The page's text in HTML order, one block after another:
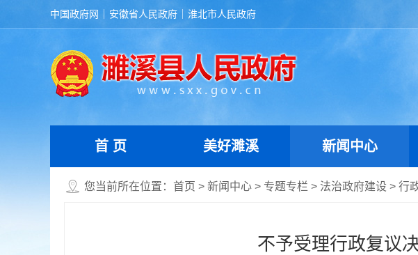
中国政府网 安徽省人民政府 淮北市人民政府
首 页 美好濉溪 新闻中心
您当前所在位置： 首页 > 新闻中心 > 专题专栏 > 法治政府建设 > 行
不予受理行政复议